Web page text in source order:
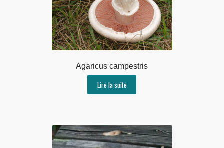
Agaricus campestris
Lire la suite